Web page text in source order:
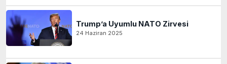
Trump’a Uyumlu NATO Zirvesi
24 Haziran 2025